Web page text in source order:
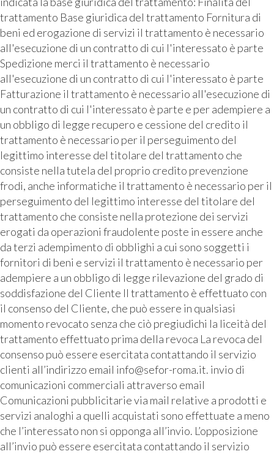
trattamento Base giuridica del trattamento Fornitura di
beni ed erogazione di servizi il trattamento è necessario
all'esecuzione di un contratto di cui l'interessato è parte
Spedizione merci il trattamento è necessario
all'esecuzione di un contratto di cui l'interessato è parte
Fatturazione il trattamento è necessario all'esecuzione di
un contratto di cui l'interessato è parte e per adempiere a
un obbligo di legge recupero e cessione del credito il
trattamento è necessario per il perseguimento del
legittimo interesse del titolare del trattamento che
consiste nella tutela del proprio credito prevenzione
frodi, anche informatiche il trattamento è necessario per il
perseguimento del legittimo interesse del titolare del
trattamento che consiste nella protezione dei servizi
erogati da operazioni fraudolente poste in essere anche
da terzi adempimento di obblighi a cui sono soggetti i
fornitori di beni e servizi il trattamento è necessario per
adempiere a un obbligo di legge rilevazione del grado di
soddisfazione del Cliente Il trattamento è effettuato con
il consenso del Cliente, che può essere in qualsiasi
momento revocato senza che ciò pregiudichi la liceità del
trattamento effettuato prima della revoca La revoca del
consenso può essere esercitata contattando il servizio
clienti all’indirizzo email info@sefor-roma.it. invio di
comunicazioni commerciali attraverso email
Comunicazioni pubblicitarie via mail relative a prodotti e
servizi analoghi a quelli acquistati sono effettuate a meno
che l’interessato non si opponga all’invio. L’opposizione
all’invio può essere esercitata contattando il servizio